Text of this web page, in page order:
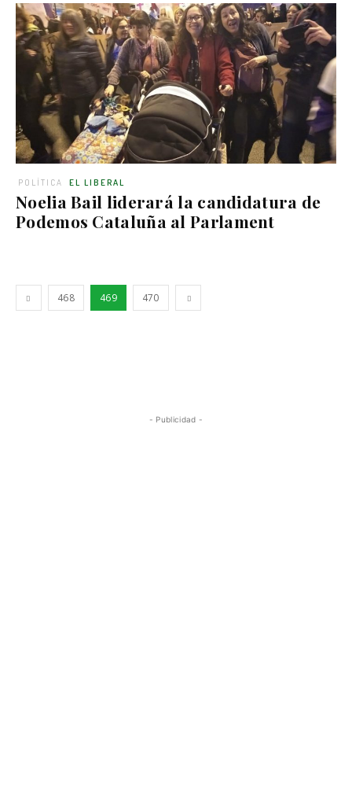
Noelia Bail liderará la candidatura de
Podemos Cataluña al Parlament
POLÍTICA EL LIBERAL
468 469 470
- Publicidad -